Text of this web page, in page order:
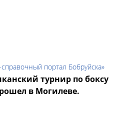
портал Бобруйска»
турнир по боксу
в Могилеве.